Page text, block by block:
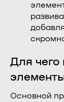
Для чего
Основной